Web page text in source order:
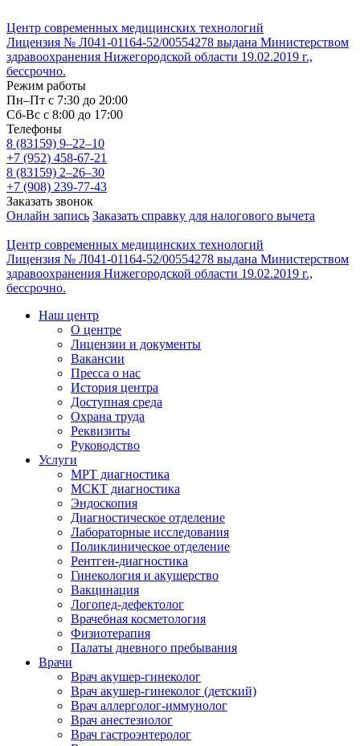
Центр современных медицинских технологий
Лицензия № Л041-01164-52/00554278 выдана Министерством
здравоохранения Нижегородской области 19.02.2019 г.,
бессрочно.
Режим работы
Пн–Пт с 7:30 до 20:00
Cб-Вс с 8:00 до 17:00
Телефоны
8 (83159) 9–22–10
+7 (952) 458-67-21
8 (83159) 2–26–30
+7 (908) 239-77-43
Заказать звонок
Онлайн запись Заказать справку для налогового вычета
Центр современных медицинских технологий
Лицензия № Л041-01164-52/00554278 выдана Министерством
здравоохранения Нижегородской области 19.02.2019 г.,
бессрочно.
Наш центр
О центре
Лицензии и документы
Вакансии
Пресса о нас
История центра
Доступная среда
Охрана труда
Реквизиты
Руководство
Услуги
МРТ диагностика
МСКТ диагностика
Эндоскопия
Диагностическое отделение
Лабораторные исследования
Поликлиническое отделение
Рентген-диагностика
Гинекология и акушерство
Вакцинация
Логопед-дефектолог
Врачебная косметология
Физиотерапия
Палаты дневного пребывания
Врачи
Врач акушер-гинеколог
Врач акушер-гинеколог (детский)
Врач аллерголог-иммунолог
Врач анестезиолог
Врач гастроэнтеролог